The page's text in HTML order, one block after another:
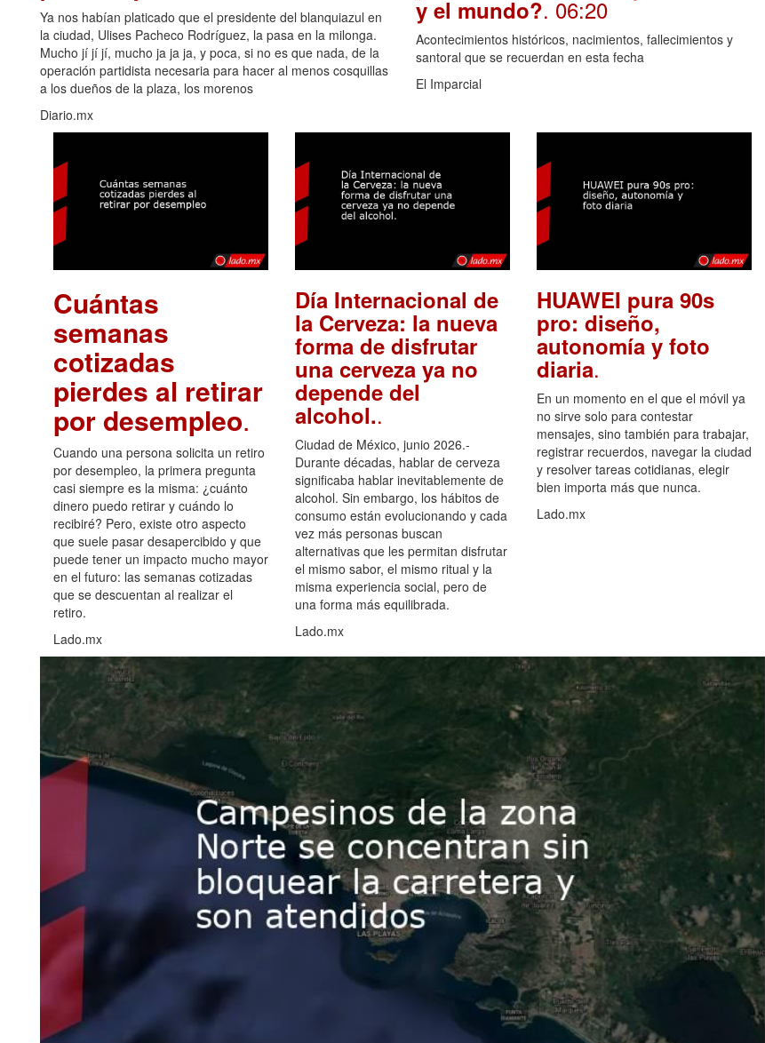
Ya nos habían platicado que el presidente del blanquiazul en
la ciudad, Ulises Pacheco Rodríguez, la pasa en la milonga.
Mucho jí jí jí, mucho ja ja ja, y poca, si no es que nada, de la
operación partidista necesaria para hacer al menos cosquillas
a los dueños de la plaza, los morenos
Diario.mx
y el mundo?. 06:20
Acontecimientos históricos, nacimientos, fallecimientos y
santoral que se recuerdan en esta fecha
El Imparcial
Cuántas
semanas
cotizadas
pierdes al retirar
por desempleo.
Cuando una persona solicita un retiro
por desempleo, la primera pregunta
casi siempre es la misma: ¿cuánto
dinero puedo retirar y cuándo lo
recibiré? Pero, existe otro aspecto
que suele pasar desapercibido y que
puede tener un impacto mucho mayor
en el futuro: las semanas cotizadas
que se descuentan al realizar el
retiro.
Lado.mx
Día Internacional de
la Cerveza: la nueva
forma de disfrutar
una cerveza ya no
depende del
alcohol..
Ciudad de México, junio 2026.-
Durante décadas, hablar de cerveza
significaba hablar inevitablemente de
alcohol. Sin embargo, los hábitos de
consumo están evolucionando y cada
vez más personas buscan
alternativas que les permitan disfrutar
el mismo sabor, el mismo ritual y la
misma experiencia social, pero de
una forma más equilibrada.
Lado.mx
HUAWEI pura 90s
pro: diseño,
autonomía y foto
diaria.
En un momento en el que el móvil ya
no sirve solo para contestar
mensajes, sino también para trabajar,
registrar recuerdos, navegar la ciudad
y resolver tareas cotidianas, elegir
bien importa más que nunca.
Lado.mx